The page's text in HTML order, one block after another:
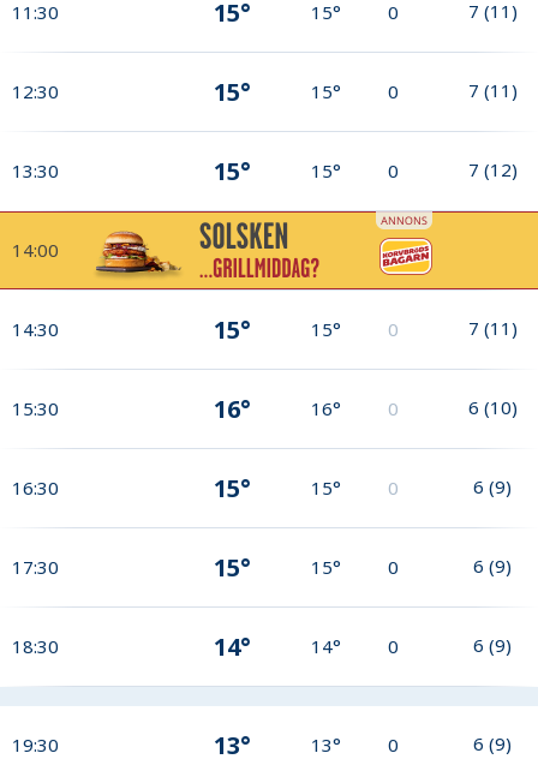
11:30 15° 15° 0 7 (11)
12:30 15° 15° 0 7 (11)
13:30 15° 15° 0 7 (12)
14:00
14:30 15° 15° 0 7 (11)
15:30 16° 16° 0 6 (10)
16:30 15° 15° 0 6 (9)
17:30 15° 15° 0 6 (9)
18:30 14° 14° 0 6 (9)
19:30 13° 13° 0 6 (9)